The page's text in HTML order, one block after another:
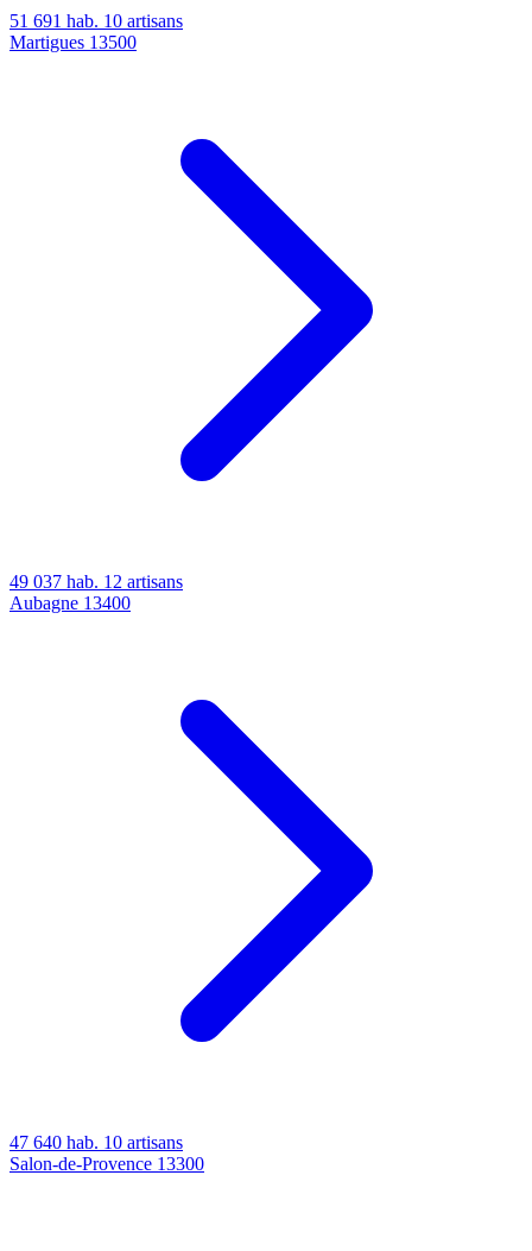
51 691 hab. 10 artisans
Martigues 13500
49 037 hab. 12 artisans
Aubagne 13400
47 640 hab. 10 artisans
Salon-de-Provence 13300